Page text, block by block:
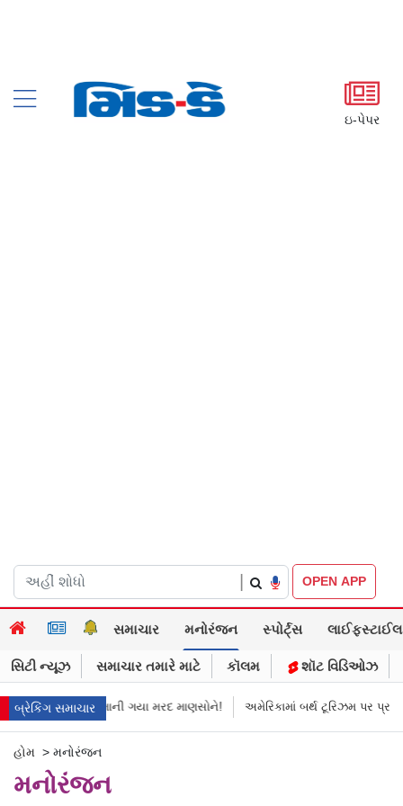
ઇ-પેપર
OPEN APP
સમાચાર મનોરંજન સ્પોર્ટ્સ લાઈફસ્ટાઈલ
સિટી ન્યૂઝ સમાચાર તમારે માટે કૉલમ શૉટ વિડિઓઝ
બ્રેકિંગ સમાચાર
માની ગયા મરદ માણસોને! અમેરિકામાં બર્થ ટૂરિઝમ પર પ્રતિબંધ મૂક્યો
હોમ > મનોરંજન
મનોરંજન